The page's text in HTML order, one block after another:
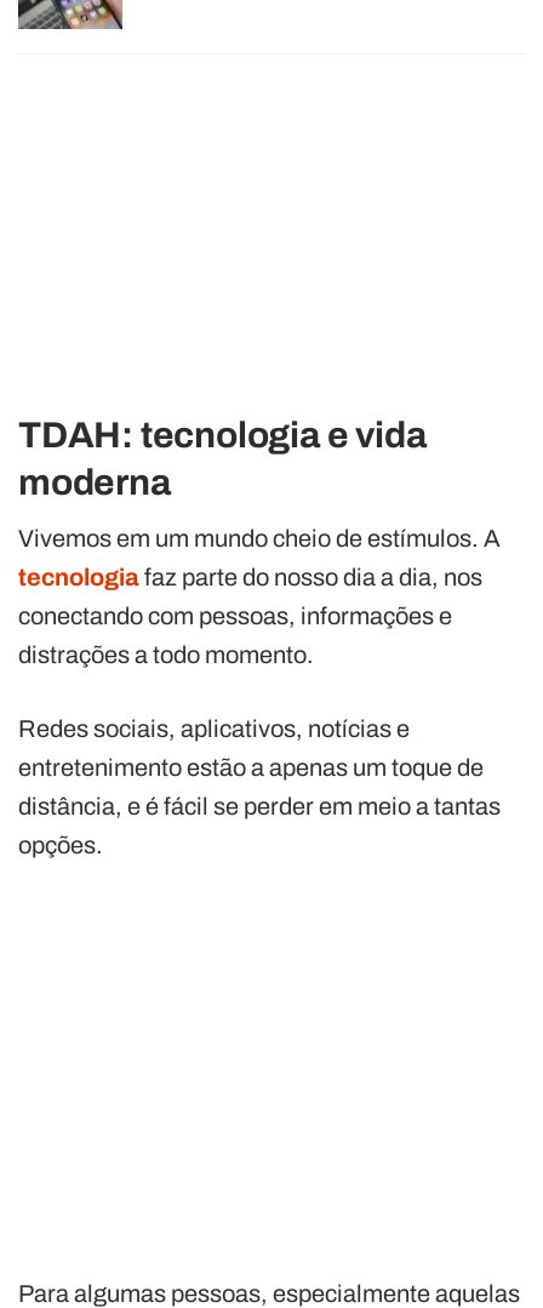
TDAH: tecnologia e vida
moderna
Vivemos em um mundo cheio de estímulos. A
tecnologiafaz parte do nosso dia a dia, nos
conectando com pessoas, informações e
distrações a todo momento.
Redes sociais, aplicativos, notícias e
entretenimento estão a apenas um toque de
distância, e é fácil se perder em meio a tantas
opções.
Para algumas pessoas, especialmente aquelas